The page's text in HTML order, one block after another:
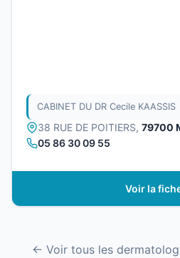
CABINET DU DR Cecile KAASSIS
38 RUE DE POITIERS, 79700
05 86 30 09 55
Voir la
← Voir tous les